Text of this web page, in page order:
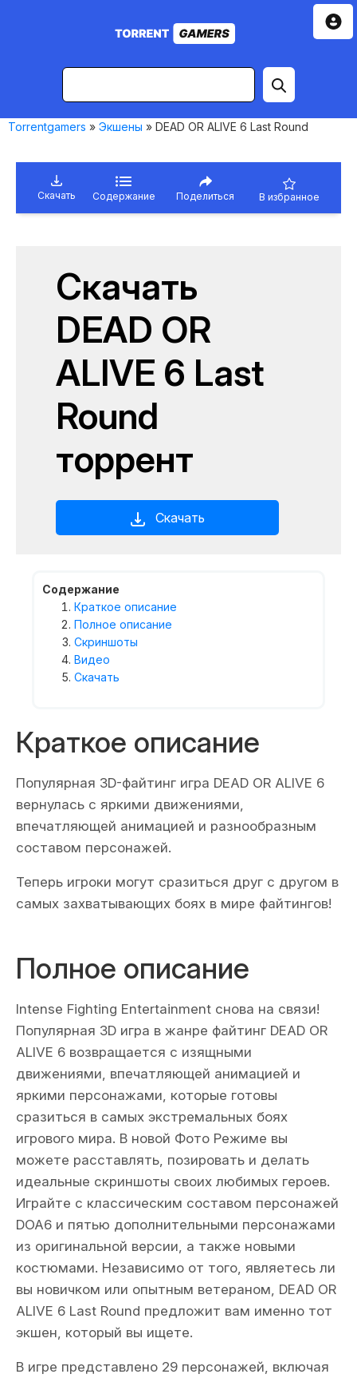
Torrentgamers » Экшены » DEAD OR ALIVE 6 Last Round
Скачать Содержание Поделиться В избранное
Скачать
DEAD OR
ALIVE 6 Last
Round
торрент
Скачать
Содержание
Краткое описание
Полное описание
Скриншоты
Видео
Скачать
Краткое описание
Популярная 3D-файтинг игра DEAD OR ALIVE 6
вернулась с яркими движениями,
впечатляющей анимацией и разнообразным
составом персонажей.
Теперь игроки могут сразиться друг с другом в
самых захватывающих боях в мире файтингов!
Полное описание
Intense Fighting Entertainment снова на связи!
Популярная 3D игра в жанре файтинг DEAD OR
ALIVE 6 возвращается с изящными
движениями, впечатляющей анимацией и
яркими персонажами, которые готовы
сразиться в самых экстремальных боях
игрового мира. В новой Фото Режиме вы
можете расставлять, позировать и делать
идеальные скриншоты своих любимых героев.
Играйте с классическим составом персонажей
DOA6 и пятью дополнительными персонажами
из оригинальной версии, а также новыми
костюмами. Независимо от того, являетесь ли
вы новичком или опытным ветераном, DEAD OR
ALIVE 6 Last Round предложит вам именно тот
экшен, который вы ищете.
В игре представлено 29 персонажей, включая